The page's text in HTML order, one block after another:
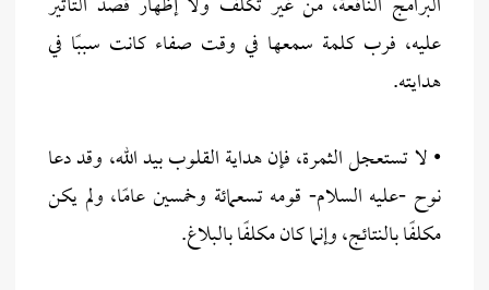
عليه، فرب كلمة سمعها في وقت صفاء كانت سببًا في
هدايته.
• لا تستعجل الثمرة، فإن هداية القلوب بيد الله، وقد دعا
نوح -عليه السلام- قومه تسعمائة وخمسين عامًا، ولم يكن
مكلفًا بالنتائج، وإنما كان مكلفًا بالبلاغ.